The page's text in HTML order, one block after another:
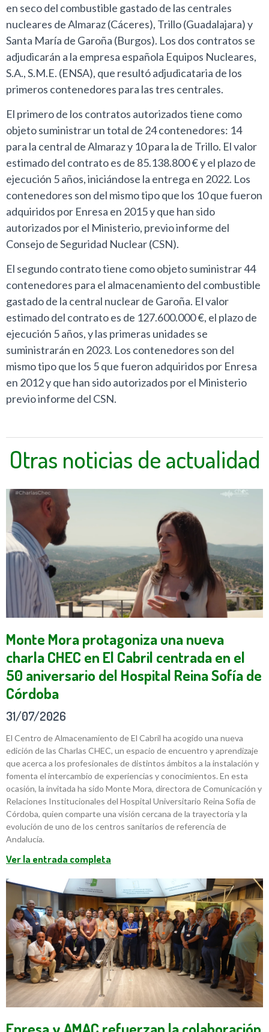
en seco del combustible gastado de las centrales
nucleares de Almaraz (Cáceres), Trillo (Guadalajara) y
Santa María de Garoña (Burgos). Los dos contratos se
adjudicarán a la empresa española Equipos Nucleares,
S.A., S.M.E. (ENSA), que resultó adjudicataria de los
primeros contenedores para las tres centrales.
El primero de los contratos autorizados tiene como
objeto suministrar un total de 24 contenedores: 14
para la central de Almaraz y 10 para la de Trillo. El valor
estimado del contrato es de 85.138.800 € y el plazo de
ejecución 5 años, iniciándose la entrega en 2022. Los
contenedores son del mismo tipo que los 10 que fueron
adquiridos por Enresa en 2015 y que han sido
autorizados por el Ministerio, previo informe del
Consejo de Seguridad Nuclear (CSN).
El segundo contrato tiene como objeto suministrar 44
contenedores para el almacenamiento del combustible
gastado de la central nuclear de Garoña. El valor
estimado del contrato es de 127.600.000 €, el plazo de
ejecución 5 años, y las primeras unidades se
suministrarán en 2023. Los contenedores son del
mismo tipo que los 5 que fueron adquiridos por Enresa
en 2012 y que han sido autorizados por el Ministerio
previo informe del CSN.
Otras noticias de actualidad
Monte Mora protagoniza una nueva
charla CHEC en El Cabril centrada en el
50 aniversario del Hospital Reina Sofía de
Córdoba
31/07/2026
El Centro de Almacenamiento de El Cabril ha acogido una nueva
edición de las Charlas CHEC, un espacio de encuentro y aprendizaje
que acerca a los profesionales de distintos ámbitos a la instalación y
fomenta el intercambio de experiencias y conocimientos. En esta
ocasión, la invitada ha sido Monte Mora, directora de Comunicación y
Relaciones Institucionales del Hospital Universitario Reina Sofía de
Córdoba, quien comparte una visión cercana de la trayectoria y la
evolución de uno de los centros sanitarios de referencia de
Andalucía.
Ver la entrada completa